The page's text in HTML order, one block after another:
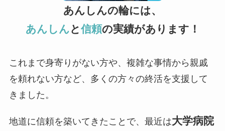
あんしんの輪には、
あんしんと信頼の実績があります！
これまで身寄りがない方や、複雑な事情から親戚
を頼れない方など、多くの方々の終活を支援して
きました。
地道に信頼を築いてきたことで、最近は大学病院